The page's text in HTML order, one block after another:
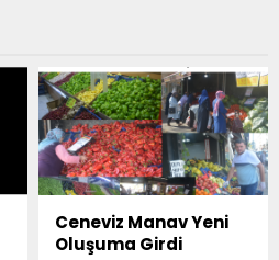
Ceneviz Manav Yeni
Oluşuma Girdi